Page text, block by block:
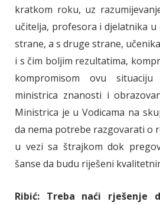
kratkom roku, uz
učitelja, profesora i djelatnika u
strane, a s druge strane,
i s čim boljim rezultatima,
kompromisom ovu
ministrica znanosti i
Ministrica je u Vodicama na
da nema potrebe razgovarati o
u vezi sa štrajkom dok
šanse da budu riješeni
Ribić: Treba naći